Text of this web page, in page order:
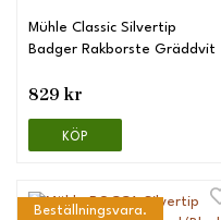
Mühle Classic Silvertip
Badger Rakborste Gräddvit
829 kr
KÖP
Beställningsvara.